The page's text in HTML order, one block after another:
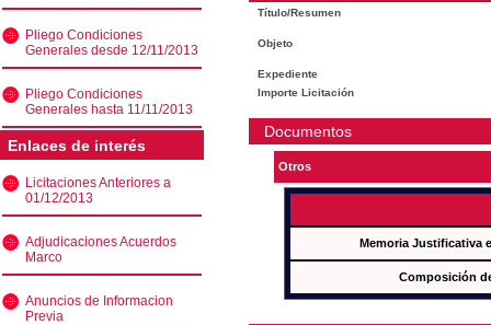
Pliego Condiciones
Generales desde 12/11/2013
Pliego Condiciones
Generales hasta 11/11/2013
Enlaces de interés
Licitaciones Anteriores a
01/12/2013
Adjudicaciones Acuerdos
Marco
Anuncios de Informacion
Previa
Título/Resumen
Objeto
Expediente
Importe Licitación
Documentos
Otros
Memoria Justificativa
Composición